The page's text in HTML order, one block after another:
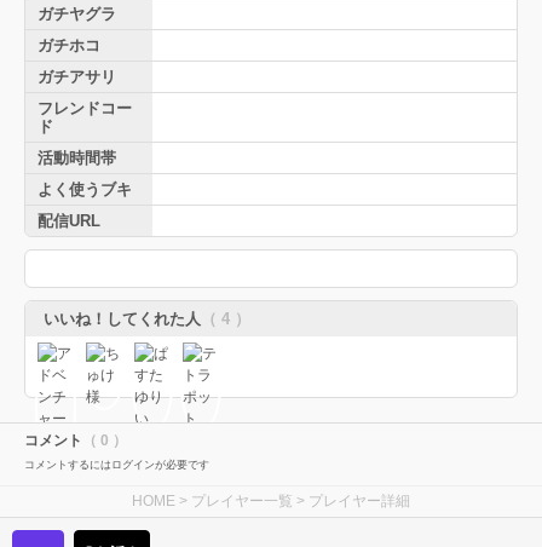
ガチヤグラ
ガチホコ
ガチアサリ
フレンドコー
ド
活動時間帯
よく使うブキ
配信URL
いいね！してくれた人 （ 4 ）
コメント （ 0 ）
コメントするにはログインが必要です
HOME > プレイヤー一覧 > プレイヤー詳細